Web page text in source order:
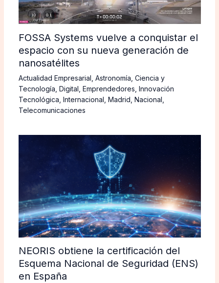
FOSSA Systems vuelve a conquistar el
espacio con su nueva generación de
nanosatélites
Actualidad Empresarial Astronomía Ciencia y
Tecnología Digital Emprendedores Innovación
Tecnológica Internacional Madrid Nacional
Telecomunicaciones
NEORIS obtiene la certificación del
Esquema Nacional de Seguridad (ENS)
en España